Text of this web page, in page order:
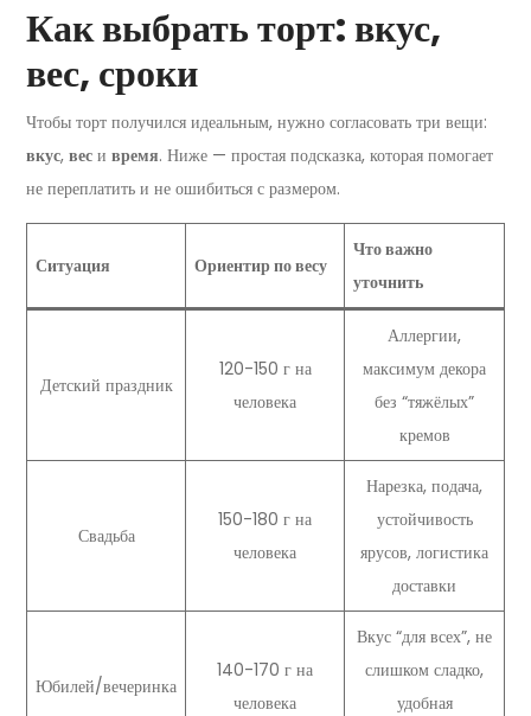
Как выбрать торт: вкус,
вес, сроки
Чтобы торт получился идеальным, нужно согласовать три вещи:
вкус, вес и время. Ниже — простая подсказка, которая помогает
не переплатить и не ошибиться с размером.
Ситуация Ориентир по весу
Что важно
уточнить
Детский праздник
120-150 г на
человека
Аллергии,
максимум декора
без “тяжёлых”
кремов
Свадьба
150-180 г на
человека
Нарезка, подача,
устойчивость
ярусов, логистика
доставки
Юбилей/вечеринка
140-170 г на
человека
Вкус “для всех”, не
слишком сладко,
удобная